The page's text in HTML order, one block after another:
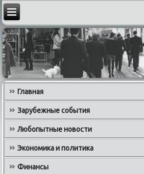
Главная
Зарубежные события
Любопытные новости
Экономика и политика
Финансы